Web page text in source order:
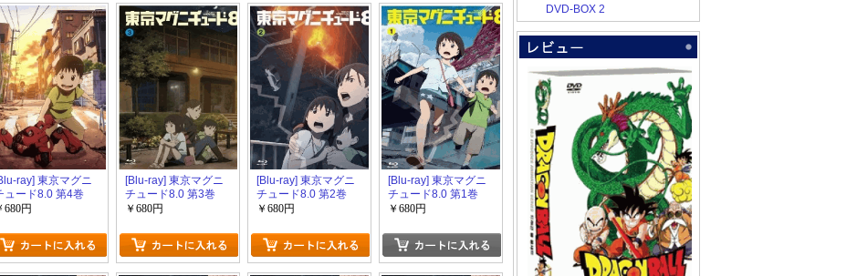
ray] 東京マグニ
ュード8.0 第4巻
680円
[Blu-ray] 東京マグニ
チュード8.0 第3巻
￥680円
[Blu-ray] 東京マグニ
チュード8.0 第2巻
￥680円
[Blu-ray] 東京マグニ
チュード8.0 第1巻
￥680円
DVD-BOX 2